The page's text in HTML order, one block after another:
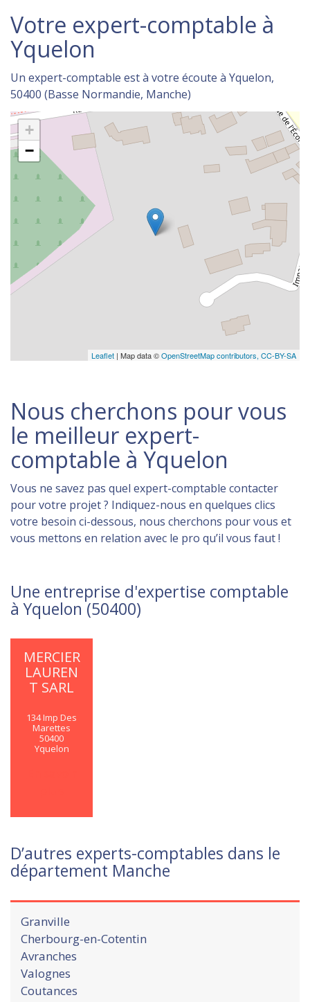
Votre expert-comptable à
Yquelon
Un expert-comptable est à votre écoute à Yquelon,
50400 (Basse Normandie, Manche)
+
−
Leaflet | Map data ©OpenStreetMap contributors, CC-BY-SA
Nous cherchons pour vous
le meilleur expert-
comptable à Yquelon
Vous ne savez pas quel expert-comptable contacter
pour votre projet ? Indiquez-nous en quelques clics
votre besoin ci-dessous, nous cherchons pour vous et
vous mettons en relation avec le pro qu’il vous faut !
Une entreprise d'expertise comptable
à Yquelon (50400)
MERCIER
LAUREN
T SARL
134 Imp Des
Marettes
50400
Yquelon
D’autres experts-comptables dans le
département Manche
Granville
Cherbourg-en-Cotentin
Avranches
Valognes
Coutances